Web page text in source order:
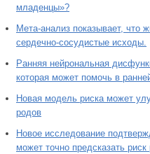
младенцы»?
Мета-анализ показывает, что
сердечно-сосудистые исходы.
Ранняя нейрональная
которая может помочь в
Новая модель риска может
родов
Новое исследование
может точно предсказать риск